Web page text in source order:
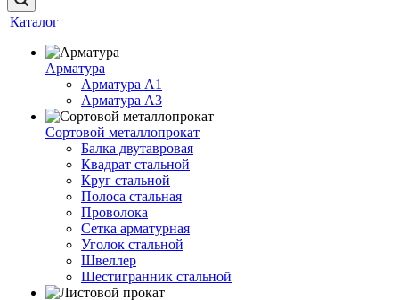
Каталог
Арматура
Арматура A1
Арматура А3
Сортовой металлопрокат
Балка двутавровая
Квадрат стальной
Круг стальной
Полоса стальная
Проволока
Сетка арматурная
Уголок стальной
Швеллер
Шестигранник стальной